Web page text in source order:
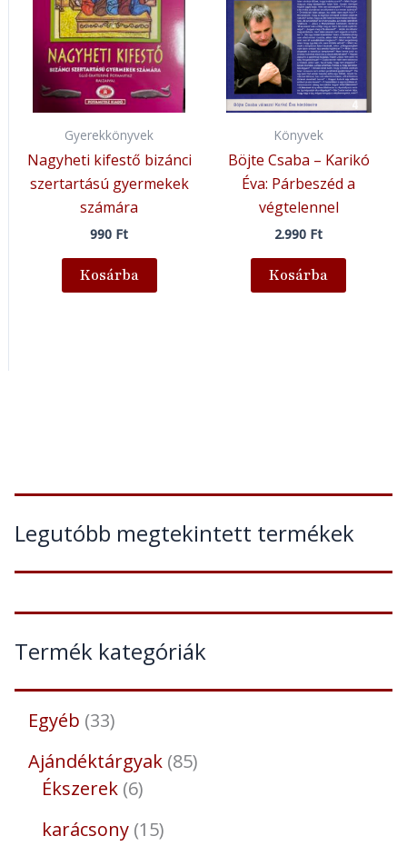
Legutóbb megtekintett termékek
Termék kategóriák
Egyéb 33
Ajándéktárgyak 85
Ékszerek 6
karácsony 15
Gyerekkönyvek
Nagyheti kifestő bizánci
szertartású gyermekek
számára
990 Ft
Kosárba
Könyvek
Böjte Csaba – Karikó
Éva: Párbeszéd a
végtelennel
2.990 Ft
Kosárba